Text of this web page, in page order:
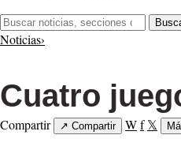
Buscar:
Noticias›
Cuatro
Compartir ↗ Compartir Wf 𝕏